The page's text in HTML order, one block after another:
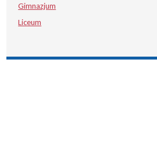
Gimnazjum
Liceum